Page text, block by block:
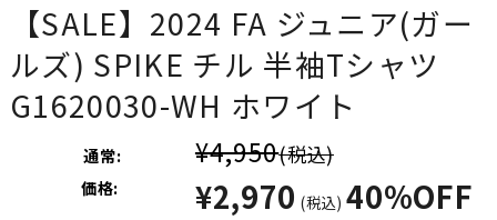
【SALE】2024 FA ジュニア(ガー
ルズ) SPIKE チル 半袖Tシャツ
G1620030-WH ホワイト
通常: ¥4,950(税込)
価格: ¥2,970 (税込) 40%OFF